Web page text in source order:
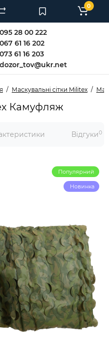
095 28 00 222
067 61 16 202
073 61 16 203
dozor_tov@ukr.net
0
Маскувальні сітки Militex
Камуфляж
Відгуки0
Популярний
Новинка